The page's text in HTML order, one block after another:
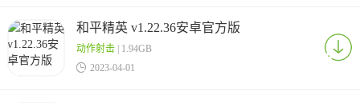
和平精英 v1.22.36安卓官方版
动作射击| 1.94GB
 2023-04-01